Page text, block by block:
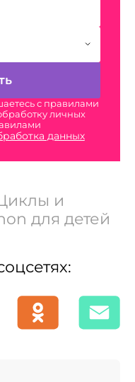
с правилами
личных
данных
и
для детей